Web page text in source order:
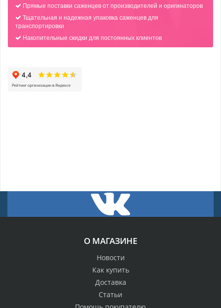
Прямые поставки саженцев от производителей и оригинаторов
Тщательная и надежная упаковка саженцев для
транспортировки
Накопительные скидки для постоянных клиентов
О МАГАЗИНЕ
Новости
Как купить
Доставка
Статьи